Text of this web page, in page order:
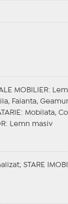
MOBILIER:
Faianta,
: Mobilata,
: Lemn masiv
STARE